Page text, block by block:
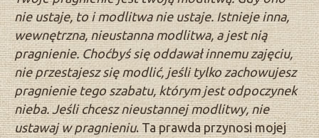
nie ustaje, to i modlitwa nie ustaje. Istnieje inna,
wewnętrzna, nieustanna modlitwa, a jest nią
pragnienie. Choćbyś się oddawał innemu zajęciu,
nie przestajesz się modlić, jeśli tylko zachowujesz
pragnienie tego szabatu, którym jest odpoczynek
nieba. Jeśli chcesz nieustannej modlitwy, nie
ustawaj w pragnieniu. Ta prawda przynosi mojej